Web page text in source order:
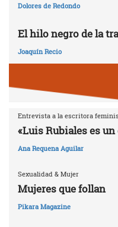
Dolores de Redondo
El hilo negro de la
Joaquín Recio
Entrevista a la escritora
«Luis Rubiales es
Ana Requena Aguilar
Sexualidad & Mujer
Mujeres que follan
Pikara Magazine